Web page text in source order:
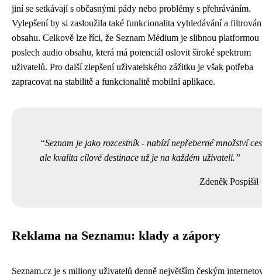
jiní se setkávají s občasnými pády nebo problémy s přehráváním.
Vylepšení by si zasloužila také funkcionalita vyhledávání a
obsahu. Celkově lze říci, že Seznam Médium je slibnou platformou
poslech audio obsahu, která má potenciál oslovit široké spektrum
uživatelů. Pro další zlepšení uživatelského zážitku je však potřeba
zapracovat na stabilitě a funkcionalitě mobilní aplikace.
Seznam je jako rozcestník - nabízí nepřeberné množství
ale kvalita cílové destinace už je na každém uživateli.
Zdeněk Pospíšil
Reklama na Seznamu: klady a zápory
Seznam.cz je s miliony uživatelů denně největším českým